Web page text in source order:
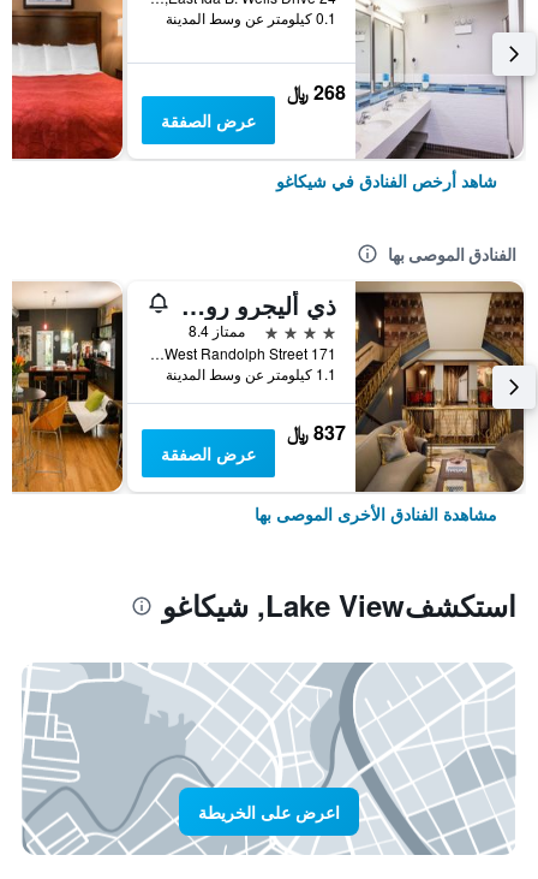
0.1 كيلومتر عن وسط المدينة
268 ﷼
عرض الصفقة
شاهد أرخص الفنادق في شيكاغو
الفنادق الموصى بها
ذي أليجرو رويال سونيستا هوتل شيكاجو لوب
4 نجوم
ممتاز 8.4
171 West Randolph Street, شيكاغو, IL, الولايات المتحدة الأميريكية
1.1 كيلومتر عن وسط المدينة
837 ﷼
عرض الصفقة
مشاهدة الفنادق الأخرى الموصى بها
استكشفLake View, شيكاغو
اعرض على الخريطة